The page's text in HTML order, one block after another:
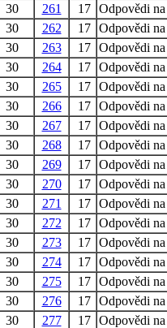
30
261 17 Odpovědi
30
262 17 Odpovědi
30
263 17 Odpovědi
30
264 17 Odpovědi
30
265 17 Odpovědi
30
266 17 Odpovědi
30
267 17 Odpovědi
30
268 17 Odpovědi
30
269 17 Odpovědi
30
270 17 Odpovědi
30
271 17 Odpovědi
30
272 17 Odpovědi
30
273 17 Odpovědi
30
274 17 Odpovědi
30
275 17 Odpovědi
30
276 17 Odpovědi
30
277 17 Odpovědi